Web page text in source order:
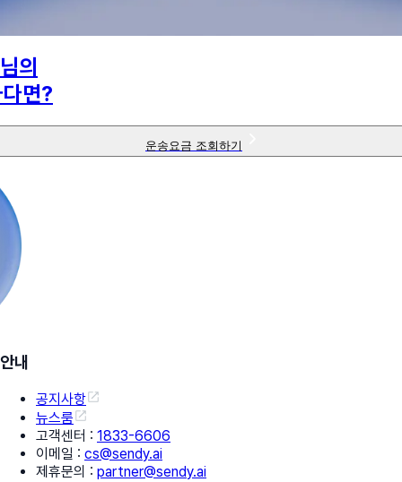
님의
면?
운송요금 조회하기
안내
공지사항
뉴스룸
고객센터 : 1833-6606
이메일 : cs@sendy.ai
제휴문의 : partner@sendy.ai